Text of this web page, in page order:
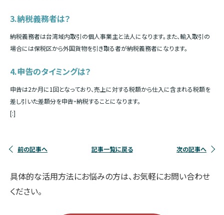
3.納税義務者は？
納税義務者は台湾域内取引の個人事業主と法人になります。また、輸入取引の
場合には保税区から外国貨物を引き取る者が納税義務者になります。
4.申告のタイミングは？
申告は2か月に1回となっており、売上に対する税額から仕入に含まれる税額を
差し引いた差額分を申告・納税することになります。
[:]
前の記事へ 記事一覧に戻る 次の記事へ
具体的な活用方法にお悩みの方は、お気軽にお問い合わせ
ください。